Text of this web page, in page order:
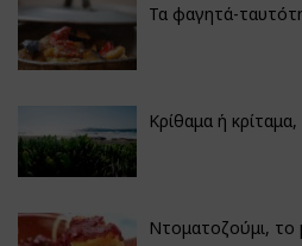
Τα φαγητά-
Κρίθαμα ή
Ντοματοζούμι, το